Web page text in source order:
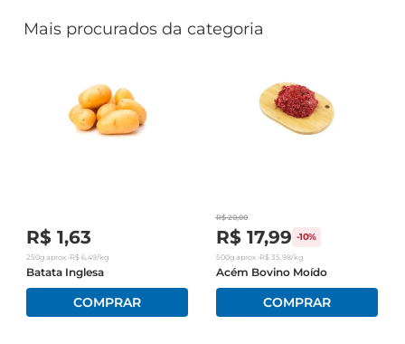
Mais procurados da categoria
R$ 1,63
250g aprox. •R$ 6,49/kg
Batata Inglesa
R$ 20,00
R$ 17,99 -10%
500gaprox. •R$ 35,98/kg
Acém Bovino Moído